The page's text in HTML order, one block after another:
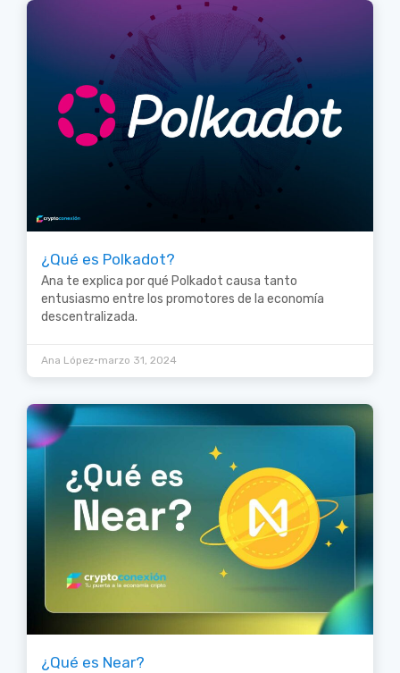
¿Qué es Polkadot?
Ana te explica por qué Polkadot causa tanto
entusiasmo entre los promotores de la economía
descentralizada.
Ana López•marzo 31, 2024
¿Qué es Near?